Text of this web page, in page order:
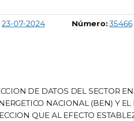
23-07-2024 Número: 35466
DE DATOS DEL SECTOR
NACIONAL (BEN) Y
QUE AL EFECTO